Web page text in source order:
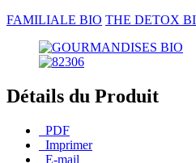
FAMILIALE BIO THE DETOX
Détails du Produit
PDF
Imprimer
E-mail